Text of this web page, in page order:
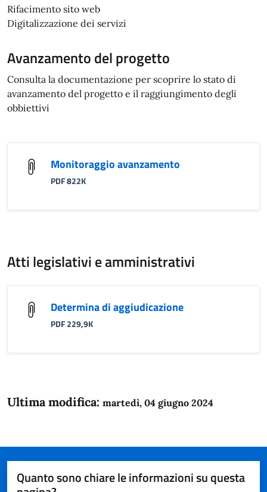
Rifacimento sito web
Digitalizzazione dei servizi
Avanzamento del progetto
Consulta la documentazione per scoprire lo stato di
avanzamento del progetto e il raggiungimento degli
obbiettivi
Monitoraggio avanzamento
PDF 822K
Atti legislativi e amministrativi
Determina di aggiudicazione
PDF 229,9K
Ultima modifica: martedì, 04 giugno 2024
Quanto sono chiare le informazioni su questa